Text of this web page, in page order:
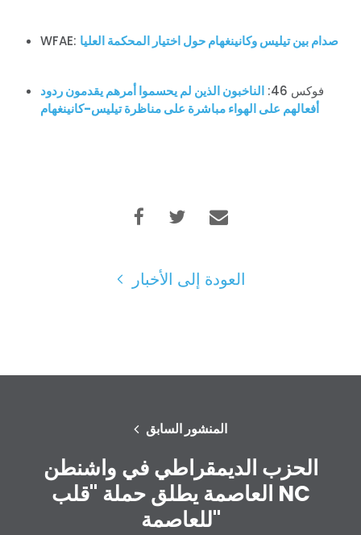
Take Back the Courts
حفلتك
WFAE: صدام بين تيليس وكانينغهام حول اختيار المحكمة العليا
فوكس 46:
الناخبون الذين لم يحسموا أمرهم يقدمون ردود
أفعالهم على الهواء مباشرة على مناظرة تيليس-كانينغهام
العودة إلى الأخبار
المنشور السابق
الحزب الديمقراطي في واشنطن
العاصمة يطلق حملة "قلب NC
للعاصمة"